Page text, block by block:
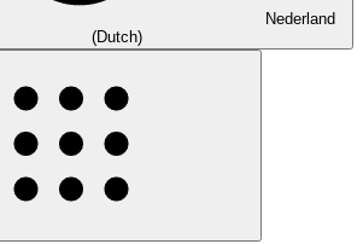
Nederland
(Dutch)